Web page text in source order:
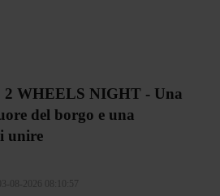
WHEELS NIGHT - Una
del borgo e una
unire
08-2026 08:10:57